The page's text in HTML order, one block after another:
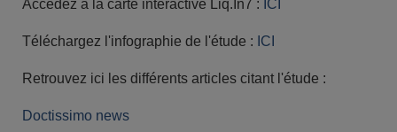
Accédez à la carte interactive Liq.In7 : ICI
Téléchargez l'infographie de l'étude : ICI
Retrouvez ici les différents articles citant l'étude :
Doctissimo news